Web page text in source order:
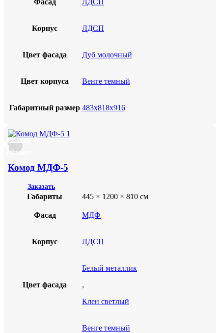
Корпус ЛДСП
Цвет фасада Дуб молочный
Цвет корпуса Венге темный
Габаритный размер 483х818х916
Добавить
в
избранное
Комод МДФ-5
Заказать
Габариты 445 × 1200 × 810 см
Фасад МДФ
Корпус ЛДСП
Цвет фасада
Белый металлик
,
Клен светлый
Венге темный